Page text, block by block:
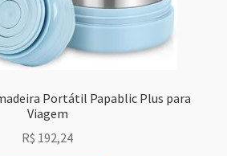
Portátil Papablic Plus para
Viagem
R$ 192,24